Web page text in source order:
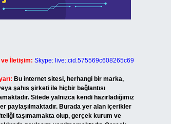
ve İletişim: Skype: live:.cid.575569c608265c69
Bu internet sitesi, herhangi bir marka,
şahıs şirketi ile hiçbir bağlantısı
Sitede yalnızca kendi hazırladığımız
paylaşılmaktadır. Burada yer alan içerikler
taşımamakta olup, gerçek kurum ve